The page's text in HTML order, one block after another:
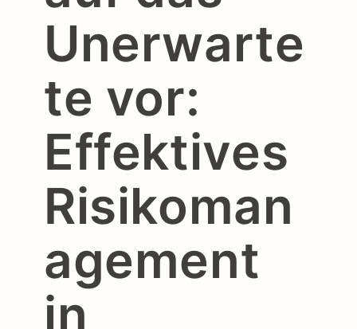
Unerwarte
te vor:
Effektives
Risikoman
agement
in